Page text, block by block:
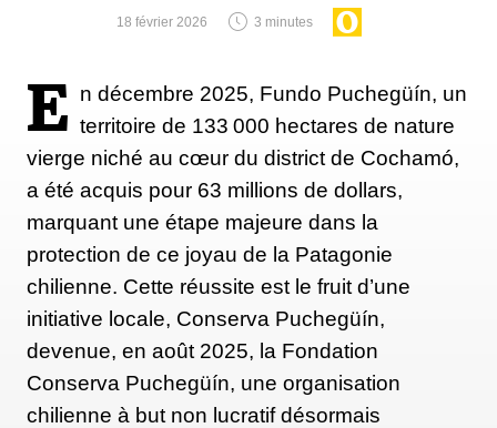
18 février 2026 3 minutes
E n décembre 2025, Fundo Puchegüín, un
territoire de 133 000 hectares de nature
vierge niché au cœur du district de Cochamó,
a été acquis pour 63 millions de dollars,
marquant une étape majeure dans la
protection de ce joyau de la Patagonie
chilienne. Cette réussite est le fruit d’une
initiative locale, Conserva Puchegüín,
devenue, en août 2025, la Fondation
Conserva Puchegüín, une organisation
chilienne à but non lucratif désormais